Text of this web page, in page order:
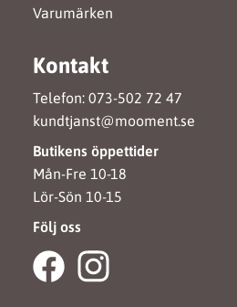
Varumärken
Kontakt
Telefon: 073-502 72 47
kundtjanst@mooment.se
Butikens öppettider
Mån-Fre 10-18
Lör-Sön 10-15
Följ oss